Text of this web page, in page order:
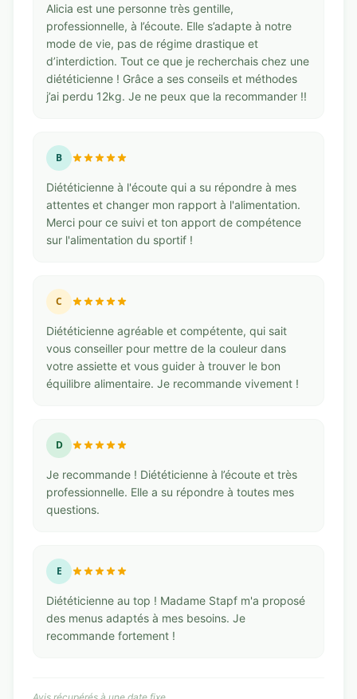
Alicia est une personne très gentille,
professionnelle, à l’écoute. Elle s’adapte à notre
mode de vie, pas de régime drastique et
d’interdiction. Tout ce que je recherchais chez une
diététicienne ! Grâce a ses conseils et méthodes
j’ai perdu 12kg. Je ne peux que la recommander !!
B
Diététicienne à l'écoute qui a su répondre à mes
attentes et changer mon rapport à l'alimentation.
Merci pour ce suivi et ton apport de compétence
sur l'alimentation du sportif !
C
Diététicienne agréable et compétente, qui sait
vous conseiller pour mettre de la couleur dans
votre assiette et vous guider à trouver le bon
équilibre alimentaire. Je recommande vivement !
D
Je recommande ! Diététicienne à l’écoute et très
professionnelle. Elle a su répondre à toutes mes
questions.
E
Diététicienne au top ! Madame Stapf m'a proposé
des menus adaptés à mes besoins. Je
recommande fortement !